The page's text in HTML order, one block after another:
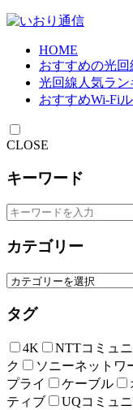
HOME
おすすめの光回
光回線人気ラ
おすすめWi-Fi
CLOSE
キーワード
カテゴリー
タグ
4K NTTコミュ
ク
ソニーネットワ
プライ
ケーブル
ティブ
UQコミュ